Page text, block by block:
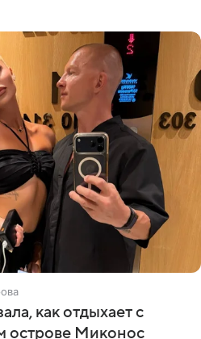
как отдыхает с
острове Миконос